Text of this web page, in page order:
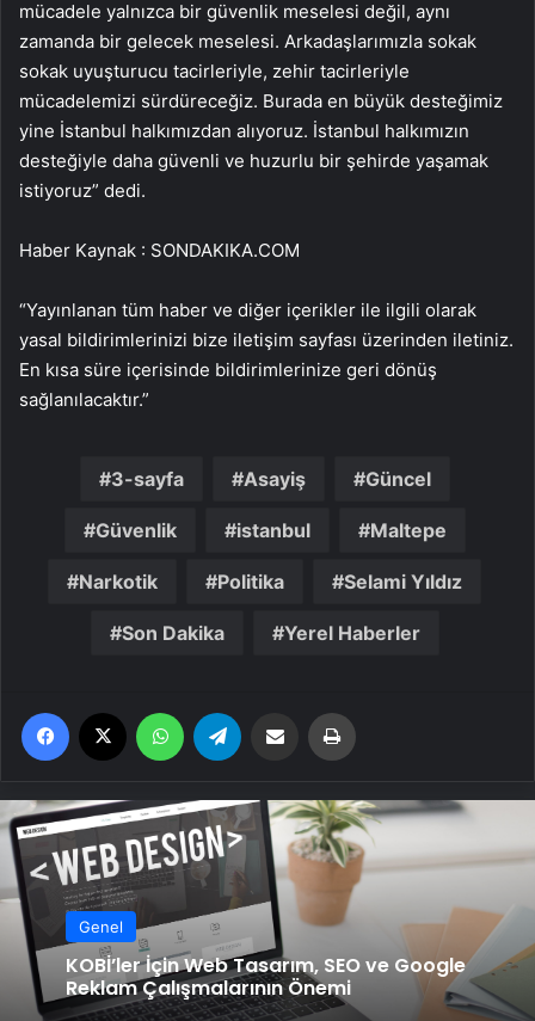
mücadele yalnızca bir güvenlik meselesi değil, aynı
zamanda bir gelecek meselesi. Arkadaşlarımızla sokak
sokak uyuşturucu tacirleriyle, zehir tacirleriyle
mücadelemizi sürdüreceğiz. Burada en büyük desteğimiz
yine İstanbul halkımızdan alıyoruz. İstanbul halkımızın
desteğiyle daha güvenli ve huzurlu bir şehirde yaşamak
istiyoruz” dedi.
Haber Kaynak : SONDAKIKA.COM
“Yayınlanan tüm haber ve diğer içerikler ile ilgili olarak
yasal bildirimlerinizi bize iletişim sayfası üzerinden iletiniz.
En kısa süre içerisinde bildirimlerinize geri dönüş
sağlanılacaktır.”
3-sayfa Asayiş Güncel
Güvenlik istanbul Maltepe
Narkotik Politika Selami Yıldız
Son Dakika Yerel Haberler
Facebook WhatsApp Email'den paylaş
Genel
KOBİ’ler İçin Web Tasarım, SEO ve Google
Reklam Çalışmalarının Önemi